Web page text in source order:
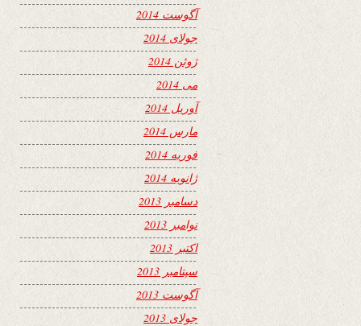
آگوست 2014
جولای 2014
ژوئن 2014
می 2014
آوریل 2014
مارس 2014
فوریه 2014
ژانویه 2014
دسامبر 2013
نوامبر 2013
اکتبر 2013
سپتامبر 2013
آگوست 2013
جولای 2013